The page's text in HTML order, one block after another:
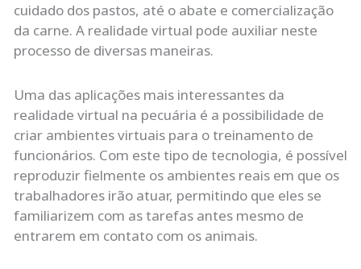
cuidado dos pastos, até o abate e comercialização
da carne. A realidade virtual pode auxiliar neste
processo de diversas maneiras.
Uma das aplicações mais interessantes da
realidade virtual na pecuária é a possibilidade de
criar ambientes virtuais para o treinamento de
funcionários. Com este tipo de tecnologia, é possível
reproduzir fielmente os ambientes reais em que os
trabalhadores irão atuar, permitindo que eles se
familiarizem com as tarefas antes mesmo de
entrarem em contato com os animais.